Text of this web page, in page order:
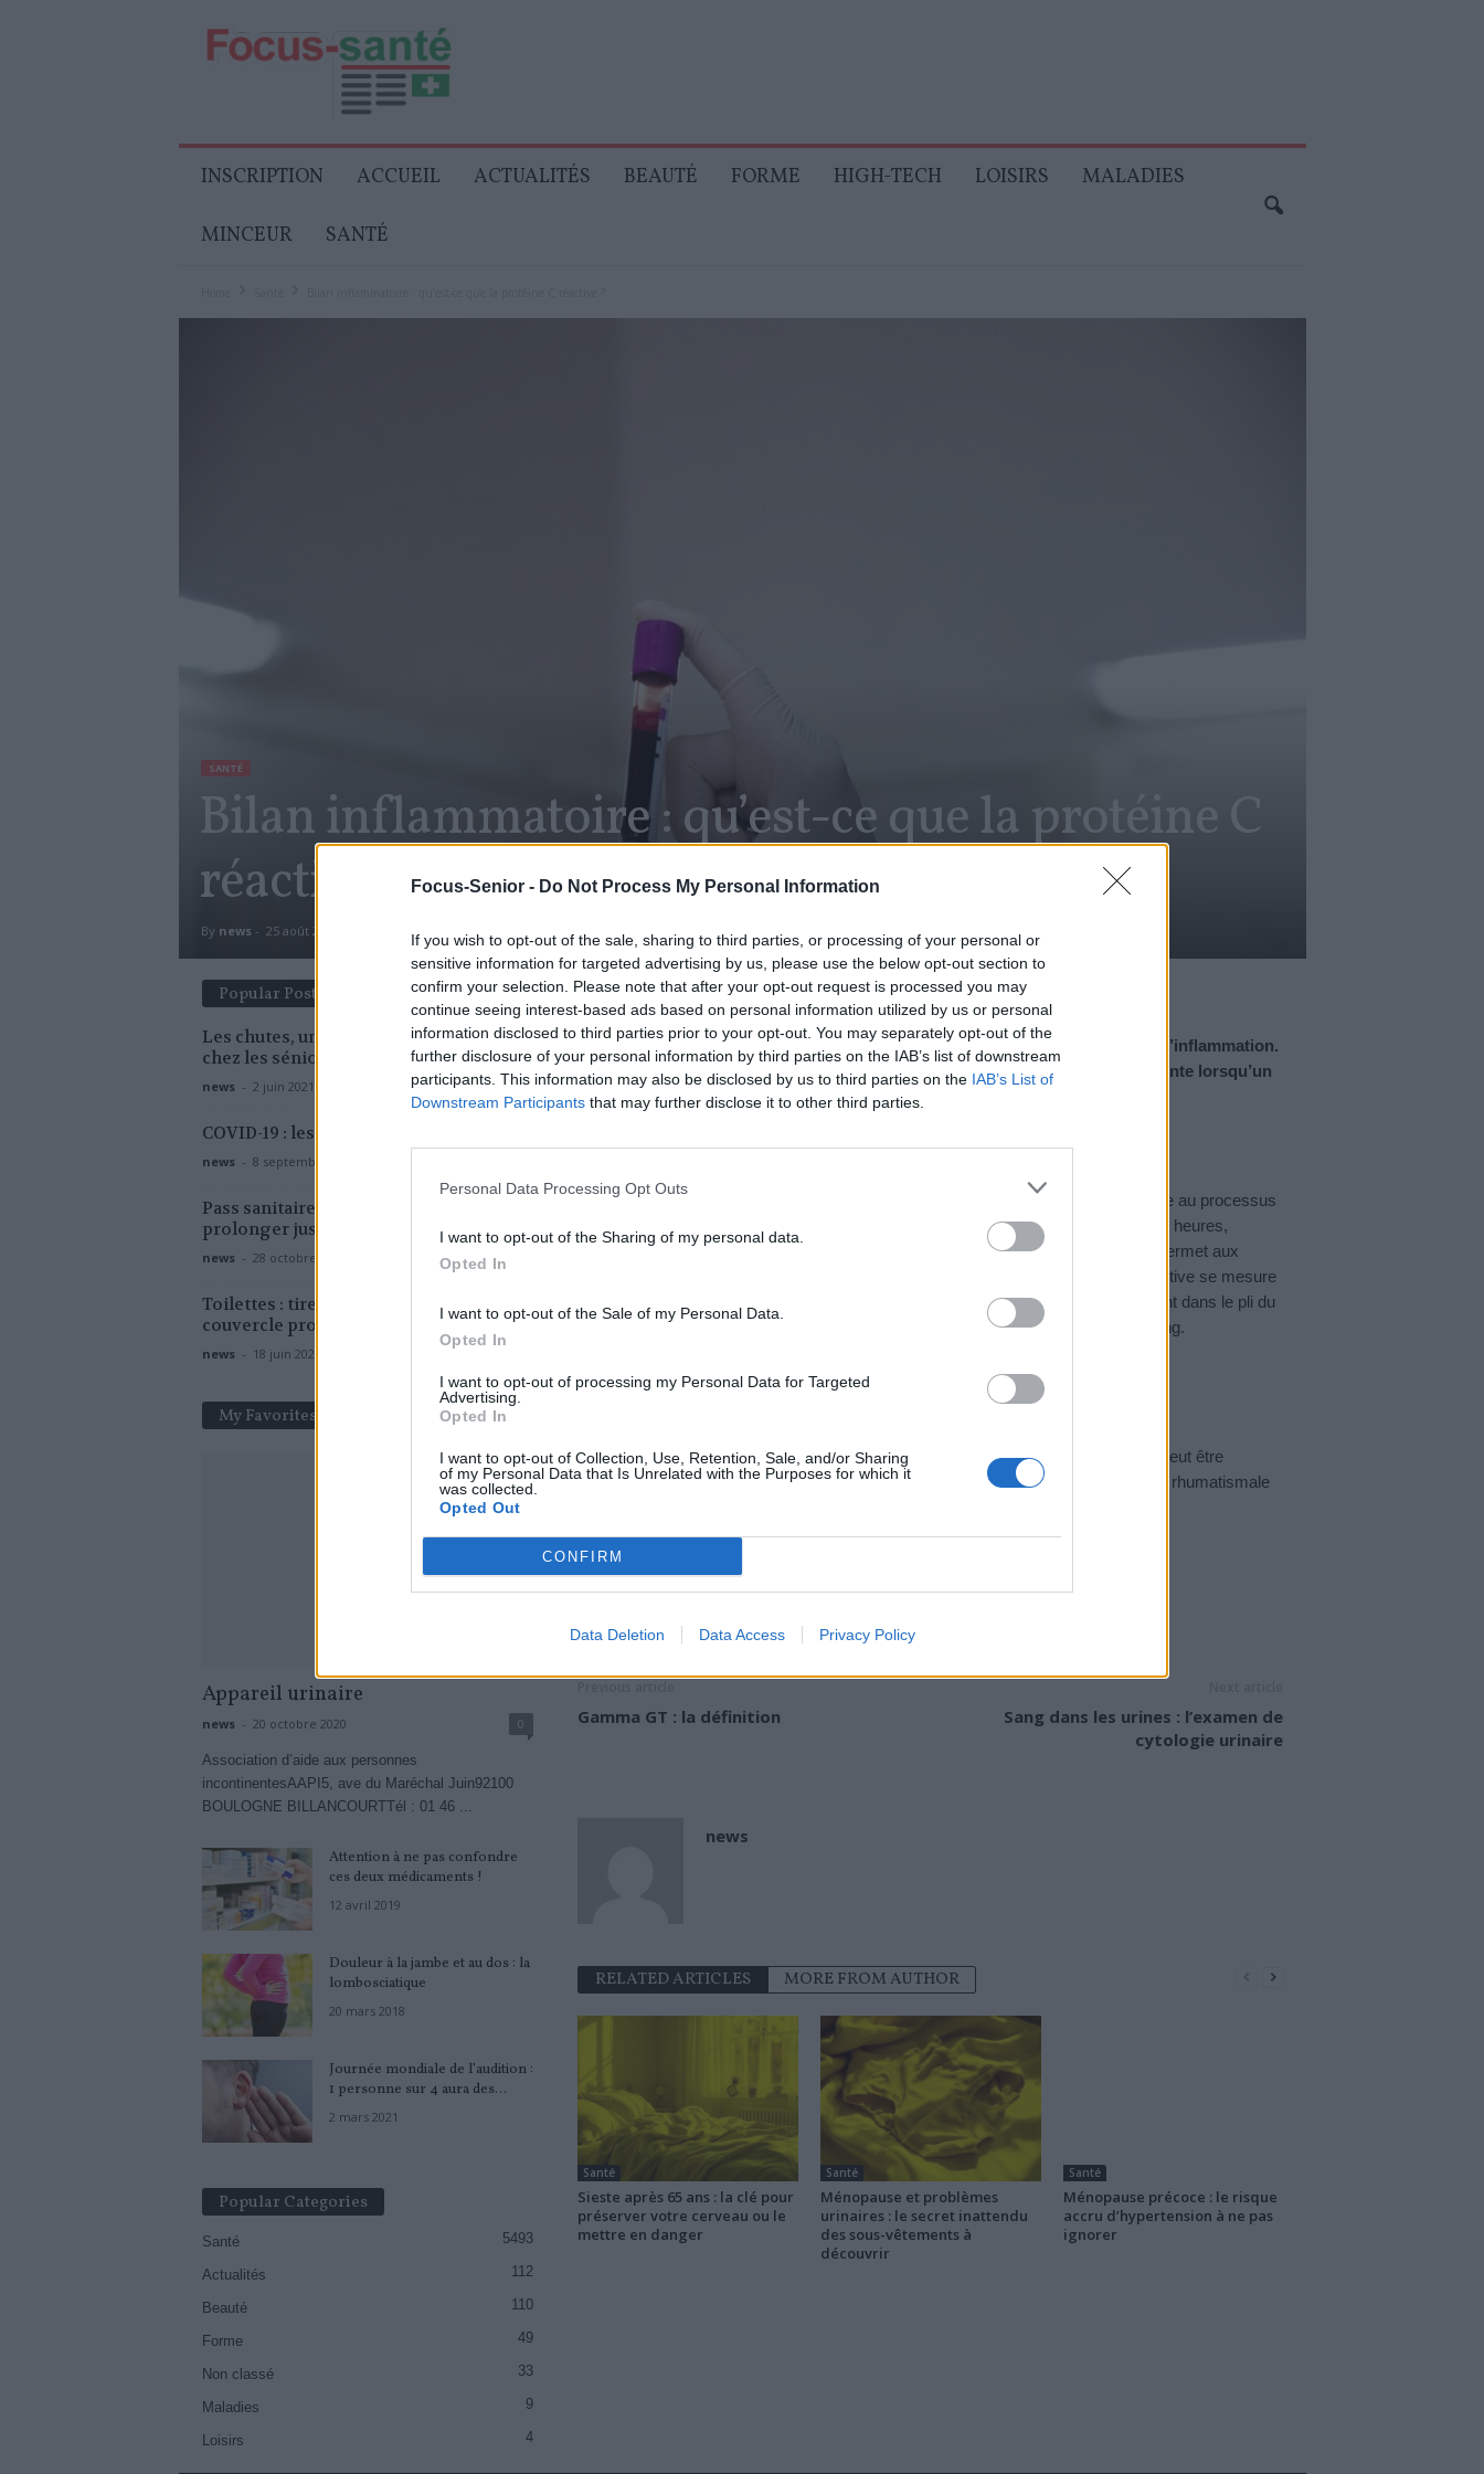
Focus-Senior - Do Not Process My Personal Information
If you wish to opt-out of the sale, sharing to third parties, or processing of your personal or
sensitive information for targeted advertising by us, please use the below opt-out section to
confirm your selection. Please note that after your opt-out request is processed you may
continue seeing interest-based ads based on personal information utilized by us or personal
information disclosed to third parties prior to your opt-out. You may separately opt-out of the
further disclosure of your personal information by third parties on the IAB’s list of downstream
participants. This information may also be disclosed by us to third parties on the IAB’s List of
Downstream Participants that may further disclose it to other third parties.
Personal Data Processing Opt Outs
I want to opt-out of the Sharing of my personal data.
Opted In
I want to opt-out of the Sale of my Personal Data.
Opted In
I want to opt-out of processing my Personal Data for Targeted
Advertising.
Opted In
I want to opt-out of Collection, Use, Retention, Sale, and/or Sharing
of my Personal Data that Is Unrelated with the Purposes for which it
was collected.
Opted Out
CONFIRM
Data Deletion Data Access Privacy Policy
Senior
INSCRIPTION ACCUEIL ACTUALITÉS BEAUTÉ FORME HIGH-TECH LOISIRS MALADIES
MINCEUR SANTÉ
SANTÉ
Bilan inflammatoire : qu’est-ce que la protéine C
réactive ?
By news - 25 août 2017
SHARE Facebook Twitter
Le bilan inflammatoire permet de rechercher des signes biologiques en cas d’inflammation.
La protéine C réactive ou CRP est un marqueur très utile car son taux augmente lorsqu’un
processus inflammatoire se produit au sein de l’organisme.
Une simple prise de sang permet de connaître le taux de protéine C réactive
La protéine C réactive est une protéine fabriquée par le foie. Elle est intimement liée au processus
inflammatoire : elle apparaît en cas d’inflammation et disparaît au bout de quelques heures,
lorsque l’inflammation s’atténue. Il s’agit par conséquent d’un marqueur fiable qui permet aux
médecins de confirmer la présence d’une inflammation. Le taux de protéine C réactive se mesure
lors d’une prise de sang. Le prélèvement est effectué le matin, à jeun, généralement dans le pli du
coude. Le taux de CRP est jugé normal lorsqu’il est inférieur à 6 mg par litre de sang.
Un taux de protéine C réactive supérieur à 6 mg/L peut avoir plusieurs origines. Il peut être
provoqué par une infection virale ou bactérienne (hépatite, méningite), une maladie rhumatismale
Lire…
Gamma GT : la définition
Sang dans les urines : l’examen de
cytologie urinaire
news
RELATED ARTICLES MORE FROM AUTHOR
Santé
Sieste après 65 ans : la clé pour
préserver votre cerveau ou le
mettre en danger
Santé
Ménopause et problèmes
urinaires : le secret inattendu
des sous-vêtements à
découvrir
Santé
Ménopause précoce : le risque
accru d’hypertension à ne pas
ignorer
Popular Posts
Les chutes, un risque majeur d’accidents
chez les séniors
news - 2 juin 2021
COVID-19 : les laboratoires pris d’assaut
news - 8 septembre 2020
Pass sanitaire : le Sénat refuse de le
prolonger jusqu’au 31 juillet
news - 28 octobre 2021
Toilettes : tirer la chasse sans baisser le
couvercle propage les virus jusqu’à 90...
news - 18 juin 2020
My Favorites
Appareil urinaire
news - 20 octobre 2020 0
Association d’aide aux personnes
incontinentesAAPI5, ave du Maréchal Juin92100
BOULOGNE BILLANCOURTTél : 01 46 ...
Attention à ne pas confondre
ces deux médicaments !
12 avril 2019
Douleur à la jambe et au dos : la
lombosciatique
20 mars 2018
Journée mondiale de l’audition :
1 personne sur 4 aura des...
2 mars 2021
Popular Categories
Santé 5493
Actualités 112
Beauté 110
Forme 49
Non classé 33
Maladies 9
Loisirs 4